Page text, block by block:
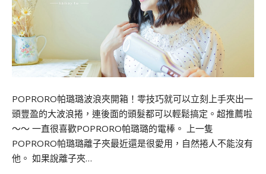
POPRORO帕璐璐波浪夾開箱！零技巧就可以立刻上手夾出一
頭豐盈的大波浪捲，連後面的頭髮都可以輕鬆搞定。超推薦啦
～～ 一直很喜歡POPRORO帕璐璐的電棒。 上一隻
POPRORO帕璐璐離子夾最近還是很愛用，自然捲人不能沒有
他。 如果說離子夾…